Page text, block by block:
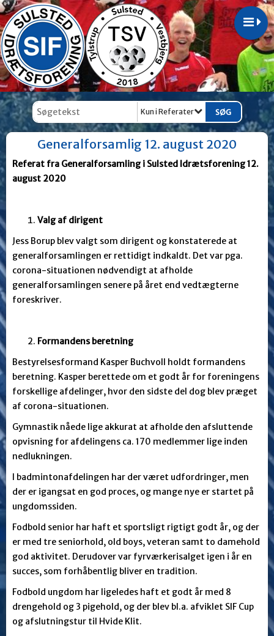
Kun i Referater
Generalforsamlig 12. august 2020
Referat fra Generalforsamling i Sulsted Idrætsforening 12.
august 2020
Valg af dirigent
Jess Borup blev valgt som dirigent og konstaterede at
generalforsamlingen er rettidigt indkaldt. Det var pga.
corona-situationen nødvendigt at afholde
generalforsamlingen senere på året end vedtægterne
foreskriver.
Formandens beretning
Bestyrelsesformand Kasper Buchvoll holdt formandens
beretning. Kasper berettede om et godt år for foreningens
forskellige afdelinger, hvor den sidste del dog blev præget
af corona-situationen.
Gymnastik nåede lige akkurat at afholde den afsluttende
opvisning for afdelingens ca. 170 medlemmer lige inden
nedlukningen.
I badmintonafdelingen har der været udfordringer, men
der er igangsat en god proces, og mange nye er startet på
ungdomssiden.
Fodbold senior har haft et sportsligt rigtigt godt år, og der
er med tre seniorhold, old boys, veteran samt to damehold
god aktivitet. Derudover var fyrværkerisalget igen i år en
succes, som forhåbentlig bliver en tradition.
Fodbold ungdom har ligeledes haft et godt år med 8
drengehold og 3 pigehold, og der blev bl.a. afviklet SIF Cup
og afslutningstur til Hvide Klit.